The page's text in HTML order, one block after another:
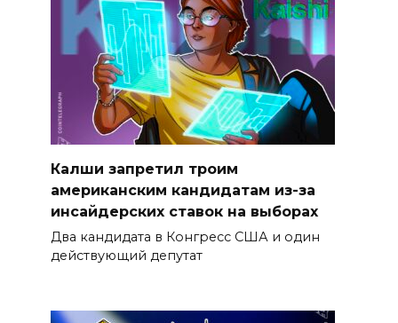
Калши запретил троим
американским кандидатам из-за
инсайдерских ставок на выборах
Два кандидата в Конгресс США и один
действующий депутат